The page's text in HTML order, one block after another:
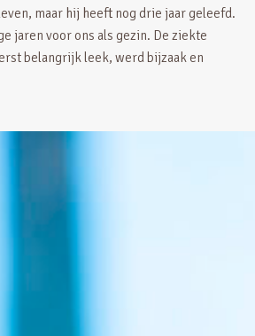
maar hij heeft nog drie jaar geleefd.
jaren voor ons als gezin. De ziekte
belangrijk leek, werd bijzaak en